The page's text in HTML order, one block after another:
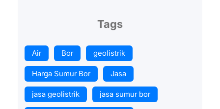
Tags
Air Bor geolistrik
Harga Sumur Bor Jasa
jasa geolistrik jasa sumur bor